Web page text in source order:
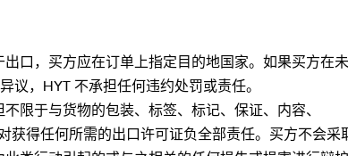
口，买方应在订单上指定目的地国家。如果买方在
，HYT 不承担任何违约处罚或责任。
限于与货物的包装、标签、标记、保证、内容、
得任何所需的出口许可证负全部责任。买方不会采